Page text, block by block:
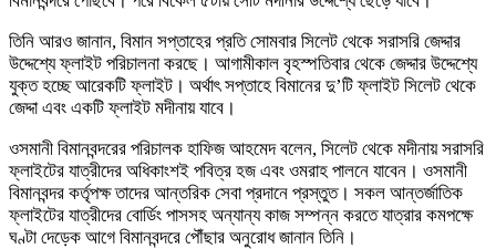
তিনি আরও জানান, বিমান সপ্তাহের প্রতি সোমবার সিলেট থেকে সরাসরি জেদ্দার
উদ্দেশ্যে ফ্লাইট পরিচালনা করছে। আগামীকাল বৃহস্পতিবার থেকে জেদ্দার উদ্দেশ্যে
যুক্ত হচ্ছে আরেকটি ফ্লাইট। অর্থাৎ সপ্তাহে বিমানের দু’টি ফ্লাইট সিলেট থেকে
জেদ্দা এবং একটি ফ্লাইট মদীনায় যাবে।
ওসমানী বিমানবন্দরের পরিচালক হাফিজ আহমেদ বলেন, সিলেট থেকে মদীনায় সরাসরি
ফ্লাইটের যাত্রীদের অধিকাংশই পবিত্র হজ এবং ওমরাহ পালনে যাবেন। ওসমানী
বিমানবন্দর কর্তৃপক্ষ তাদের আন্তরিক সেবা প্রদানে প্রস্তুত। সকল আন্তর্জাতিক
ফ্লাইটের যাত্রীদের বোর্ডিং পাসসহ অন্যান্য কাজ সম্পন্ন করতে যাত্রার কমপক্ষে
ঘণ্টা দেড়েক আগে বিমানবন্দরে পৌঁছার অনুরোধ জানান তিনি।